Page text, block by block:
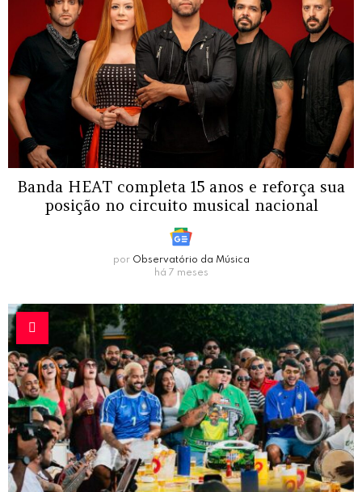
Banda HEAT completa 15 anos e reforça sua
posição no circuito musical nacional
por Observatório da Música
há 7 meses